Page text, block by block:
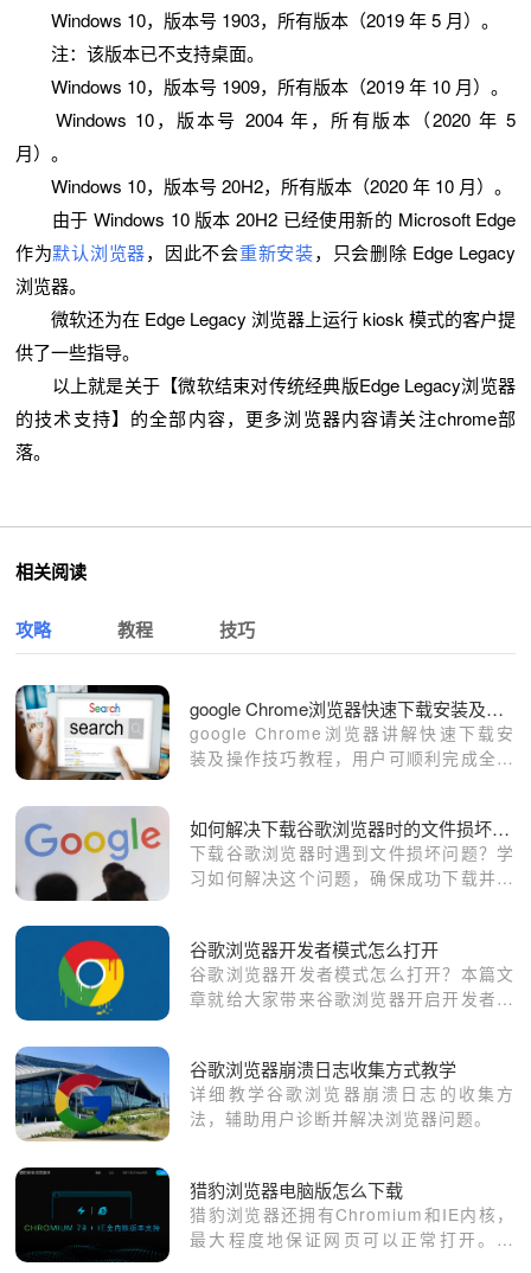
Windows 10，版本号 1903，所有版本（2019 年 5 月）。
注：该版本已不支持桌面。
Windows 10，版本号 1909，所有版本（2019 年 10 月）。
Windows 10，版本号 2004 年，所有版本（2020 年 5
月）。
Windows 10，版本号 20H2，所有版本（2020 年 10 月）。
由于 Windows 10 版本 20H2 已经使用新的 Microsoft Edge
作为默认浏览器，因此不会重新安装，只会删除 Edge Legacy
浏览器。
微软还为在 Edge Legacy 浏览器上运行 kiosk 模式的客户提
供了一些指导。
以上就是关于【微软结束对传统经典版Edge Legacy浏览器
的技术支持】的全部内容，更多浏览器内容请关注chrome部
落。
相关阅读
攻略 教程 技巧
google Chrome浏览器快速下载安装及操作技巧教程
google Chrome浏览器讲解快速下载安
装及操作技巧教程，用户可顺利完成全流
如何解决下载谷歌浏览器时的文件损坏问题
下载谷歌浏览器时遇到文件损坏问题？学
习如何解决这个问题，确保成功下载并安
谷歌浏览器开发者模式怎么打开
谷歌浏览器开发者模式怎么打开？本篇文
章就给大家带来谷歌浏览器开启开发者模
谷歌浏览器崩溃日志收集方式教学
详细教学谷歌浏览器崩溃日志的收集方
法，辅助用户诊断并解决浏览器问题。
猎豹浏览器电脑版怎么下载
猎豹浏览器还拥有Chromium和IE内核，
最大程度地保证网页可以正常打开。那